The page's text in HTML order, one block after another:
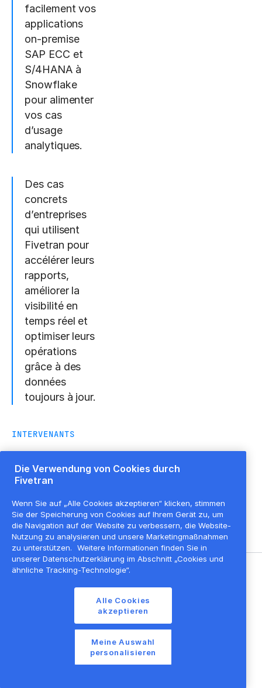
facilement vos
applications
on-premise
SAP ECC et
S/4HANA à
Snowflake
pour alimenter
vos cas
d’usage
analytiques.
Des cas
concrets
d’entreprises
qui utilisent
Fivetran pour
accélérer leurs
rapports,
améliorer la
visibilité en
temps réel et
optimiser leurs
opérations
grâce à des
données
toujours à jour.
INTERVENANTS
Loïc
Senior Solution
Architect, Fivetran
Nutzungsbedingungen der Website
Datenschutzrichtlinie
Cookie-Einstellungen
Die Verwendung von Cookies durch
Fivetran
Wenn Sie auf „Alle Cookies akzeptieren“ klicken, stimmen
Sie der Speicherung von Cookies auf Ihrem Gerät zu, um
die Navigation auf der Website zu verbessern, die Website-
Nutzung zu analysieren und unsere Marketingmaßnahmen
zu unterstützen.
Weitere Informationen finden Sie in
unserer Datenschutzerklärung im Abschnitt „Cookies und
ähnliche Tracking-Technologie“.
Alle Cookies
akzeptieren
Meine Auswahl
personalisieren